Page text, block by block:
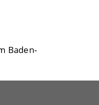
Baden-